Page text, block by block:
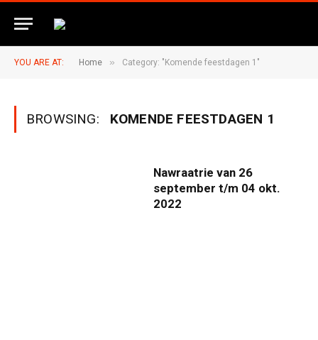
YOU ARE AT: Home » Category: "Komende feestdagen 1"
BROWSING: KOMENDE FEESTDAGEN 1
Nawraatrie van 26
september t/m 04 okt.
2022